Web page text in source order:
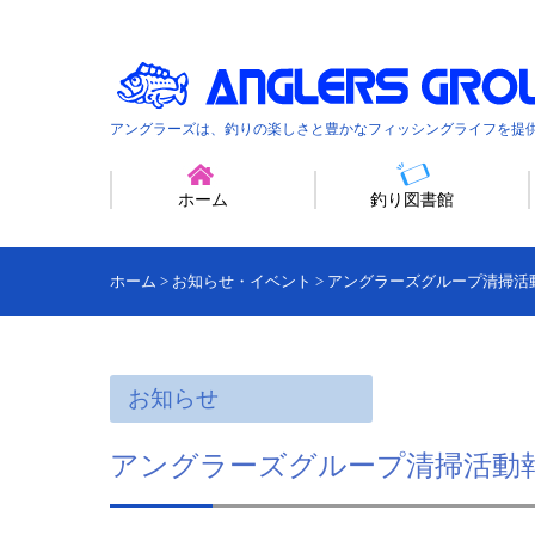
アングラーズは、釣りの楽しさと豊かなフィッシングライフを提
ホーム 釣り図書館
ホーム > お知らせ・イベント > アングラーズグループ清掃
お知らせ
アングラーズグループ清掃活動